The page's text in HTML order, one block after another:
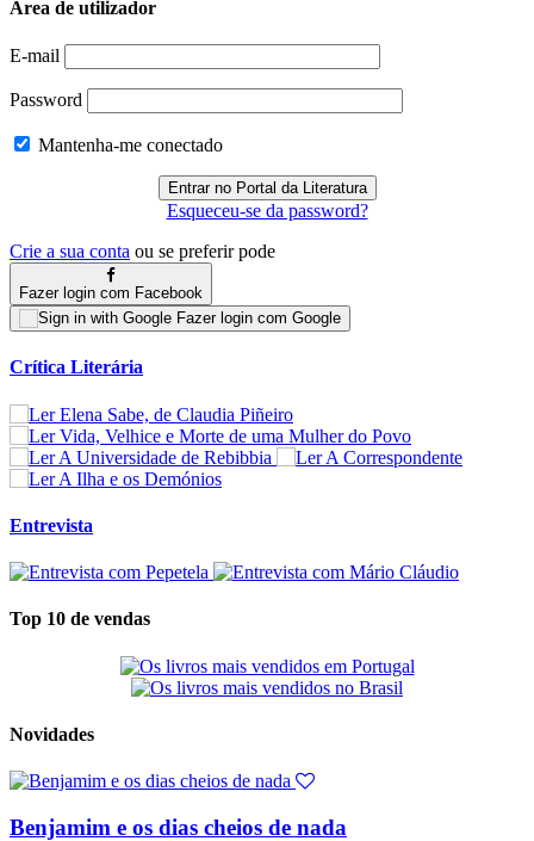
Área de utilizador
E-mail
Password
Mantenha-me conectado
Esqueceu-se da password?
Crie a sua conta ou se preferir pode
Fazer login com Facebook
Fazer login com Google
Crítica Literária
Entrevista
Top 10 de vendas
Novidades
Benjamim e os dias cheios de nada